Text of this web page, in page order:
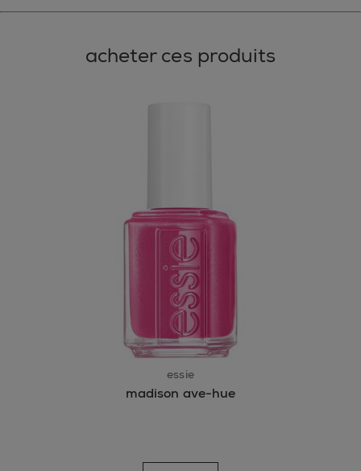
acheter ces produits
essie
madison ave-hue